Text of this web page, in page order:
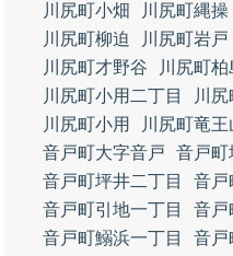
川尻町小畑
川尻町縄操
川尻町柳迫
川尻町岩戸
川尻町才野谷
川尻町柏
川尻町小用二丁目
川
川尻町小用
川尻町竜王
音戸町大字音戸
音戸町
音戸町坪井二丁目
音戸
音戸町引地一丁目
音戸
音戸町鰯浜一丁目
音戸